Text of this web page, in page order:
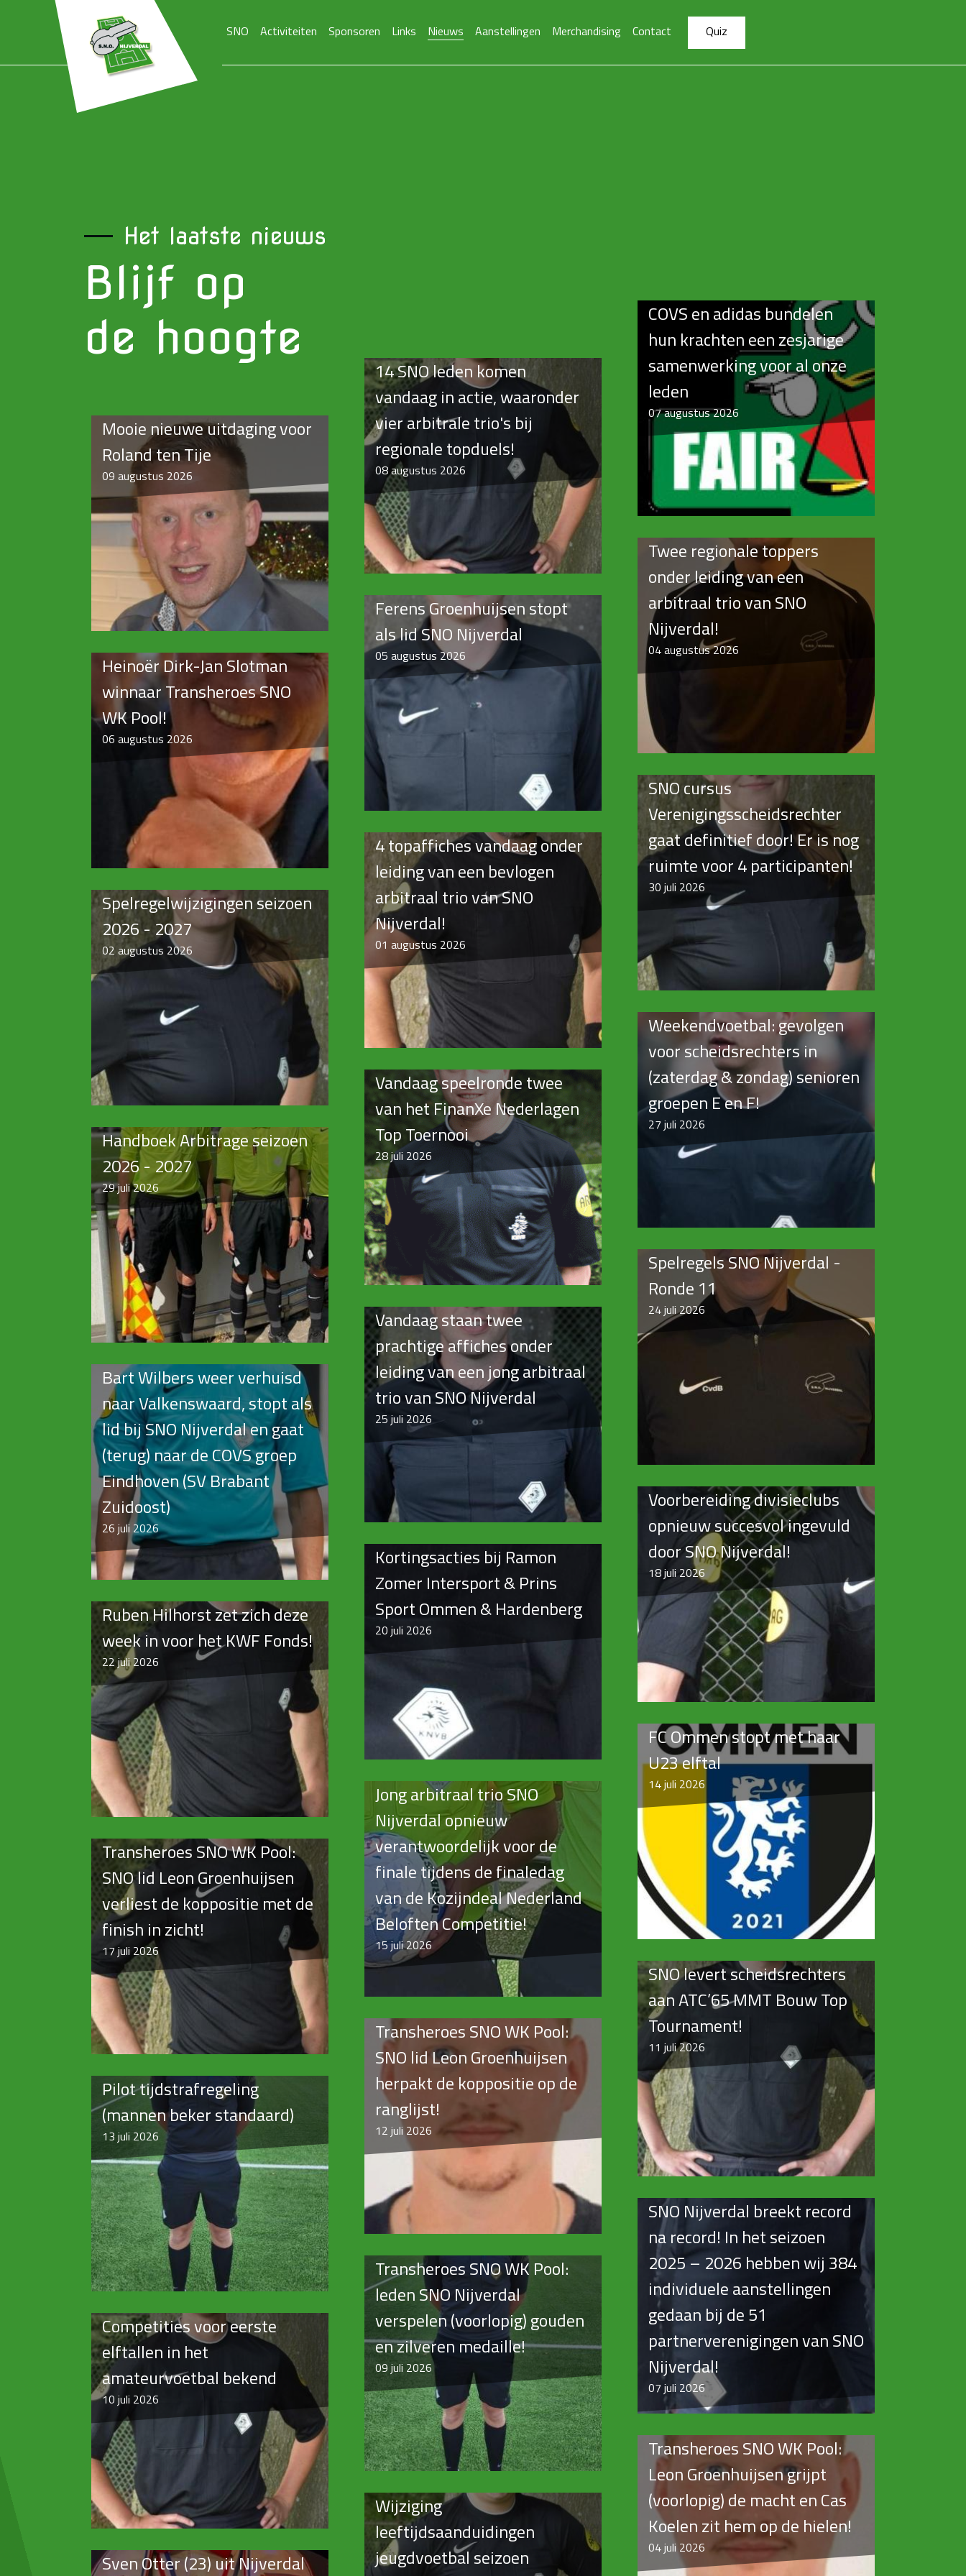
SNO Activiteiten Sponsoren Links Nieuws Aanstellingen Merchandising Contact Quiz
Het laatste nieuws
Blijf op
de hoogte
Mooie nieuwe uitdaging voor
Roland ten Tije
09 augustus 2026
14 SNO leden komen
vandaag in actie, waaronder
vier arbitrale trio's bij
regionale topduels!
08augustus 2026
COVS en adidas bundelen
hun krachten een zesjarige
samenwerking voor al onze
leden
07augustus 2026
Heinoër Dirk-Jan Slotman
winnaar Transheroes SNO
WK Pool!
06 augustus 2026
Ferens Groenhuijsen stopt
als lid SNO Nijverdal
05 augustus 2026
Twee regionale toppers
onder leiding van een
arbitraal trio van SNO
Nijverdal!
04augustus 2026
Spelregelwijzigingen seizoen
2026 - 2027
02 augustus 2026
4 topaffiches vandaag onder
leiding van een bevlogen
arbitraal trio van SNO
Nijverdal!
01 augustus 2026
SNO cursus
Verenigingsscheidsrechter
gaat definitief door! Er is nog
ruimte voor 4 participanten!
30 juli 2026
Handboek Arbitrage seizoen
2026 - 2027
29juli 2026
Vandaag speelronde twee
van het FinanXe Nederlagen
Top Toernooi
28juli 2026
Weekendvoetbal: gevolgen
voor scheidsrechters in
(zaterdag & zondag) senioren
groepen E en F!
27 juli 2026
Bart Wilbers weer verhuisd
naar Valkenswaard, stopt als
lid bij SNO Nijverdal en gaat
(terug) naar de COVS groep
Eindhoven (SV Brabant
Zuidoost)
26 juli 2026
Vandaag staan twee
prachtige affiches onder
leiding van een jong arbitraal
trio van SNO Nijverdal
25 juli 2026
Spelregels SNO Nijverdal -
Ronde 11
24juli 2026
Ruben Hilhorst zet zich deze
week in voor het KWF Fonds!
22juli 2026
Kortingsacties bij Ramon
Zomer Intersport & Prins
Sport Ommen & Hardenberg
20 juli 2026
Voorbereiding divisieclubs
opnieuw succesvol ingevuld
door SNO Nijverdal!
18juli 2026
Transheroes SNO WK Pool:
SNO lid Leon Groenhuijsen
verliest de koppositie met de
finish in zicht!
17juli 2026
Jong arbitraal trio SNO
Nijverdal opnieuw
verantwoordelijk voor de
finale tijdens de finaledag
van de Kozijndeal Nederland
Beloften Competitie!
15juli 2026
FC Ommen stopt met haar
U23 elftal
14juli 2026
Pilot tijdstrafregeling
(mannen beker standaard)
13 juli 2026
Transheroes SNO WK Pool:
SNO lid Leon Groenhuijsen
herpakt de koppositie op de
ranglijst!
12 juli 2026
SNO levert scheidsrechters
aan ATC’65 MMT Bouw Top
Tournament!
11 juli 2026
Competities voor eerste
elftallen in het
amateurvoetbal bekend
10 juli 2026
Transheroes SNO WK Pool:
leden SNO Nijverdal
verspelen (voorlopig) gouden
en zilveren medaille!
09 juli 2026
SNO Nijverdal breekt record
na record! In het seizoen
2025 – 2026 hebben wij 384
individuele aanstellingen
gedaan bij de 51
partnerverenigingen van SNO
Nijverdal!
07 juli 2026
Sven Otter (23) uit Nijverdal
Wijziging
leeftijdsaanduidingen
jeugdvoetbal seizoen
Transheroes SNO WK Pool:
Leon Groenhuijsen grijpt
(voorlopig) de macht en Cas
Koelen zit hem op de hielen!
04juli 2026